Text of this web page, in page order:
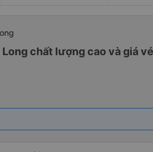
chất lượng cao và giá